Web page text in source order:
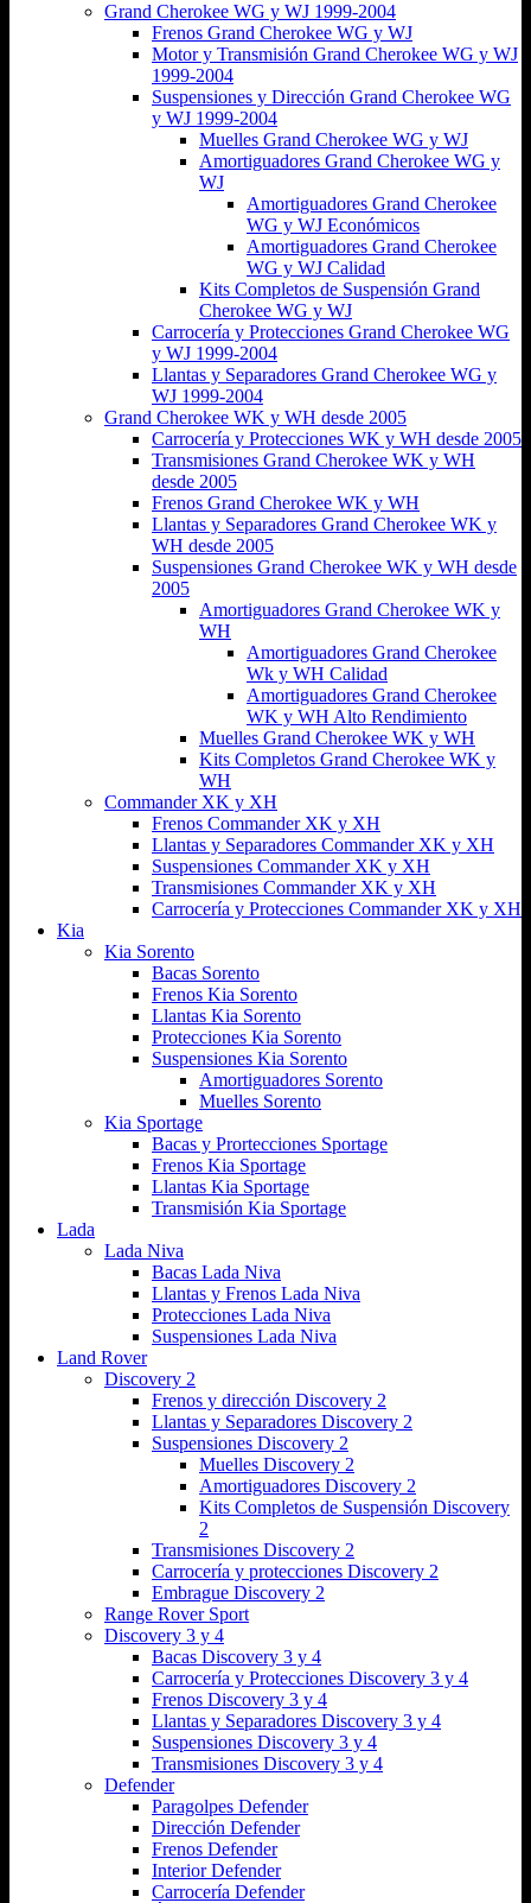
Grand Cherokee WG y WJ 1999-2004
Frenos Grand Cherokee WG y WJ
Motor y Transmisión Grand Cherokee WG y WJ
1999-2004
Suspensiones y Dirección Grand Cherokee WG
y WJ 1999-2004
Muelles Grand Cherokee WG y WJ
Amortiguadores Grand Cherokee WG y
WJ
Amortiguadores Grand Cherokee
WG y WJ Económicos
Amortiguadores Grand Cherokee
WG y WJ Calidad
Kits Completos de Suspensión Grand
Cherokee WG y WJ
Carrocería y Protecciones Grand Cherokee WG
y WJ 1999-2004
Llantas y Separadores Grand Cherokee WG y
WJ 1999-2004
Grand Cherokee WK y WH desde 2005
Carrocería y Protecciones WK y WH desde 2005
Transmisiones Grand Cherokee WK y WH
desde 2005
Frenos Grand Cherokee WK y WH
Llantas y Separadores Grand Cherokee WK y
WH desde 2005
Suspensiones Grand Cherokee WK y WH desde
2005
Amortiguadores Grand Cherokee WK y
WH
Amortiguadores Grand Cherokee
Wk y WH Calidad
Amortiguadores Grand Cherokee
WK y WH Alto Rendimiento
Muelles Grand Cherokee WK y WH
Kits Completos Grand Cherokee WK y
WH
Commander XK y XH
Frenos Commander XK y XH
Llantas y Separadores Commander XK y XH
Suspensiones Commander XK y XH
Transmisiones Commander XK y XH
Carrocería y Protecciones Commander XK y XH
Kia
Kia Sorento
Bacas Sorento
Frenos Kia Sorento
Llantas Kia Sorento
Protecciones Kia Sorento
Suspensiones Kia Sorento
Amortiguadores Sorento
Muelles Sorento
Kia Sportage
Bacas y Prortecciones Sportage
Frenos Kia Sportage
Llantas Kia Sportage
Transmisión Kia Sportage
Lada
Lada Niva
Bacas Lada Niva
Llantas y Frenos Lada Niva
Protecciones Lada Niva
Suspensiones Lada Niva
Land Rover
Discovery 2
Frenos y dirección Discovery 2
Llantas y Separadores Discovery 2
Suspensiones Discovery 2
Muelles Discovery 2
Amortiguadores Discovery 2
Kits Completos de Suspensión Discovery
2
Transmisiones Discovery 2
Carrocería y protecciones Discovery 2
Embrague Discovery 2
Range Rover Sport
Discovery 3 y 4
Bacas Discovery 3 y 4
Carrocería y Protecciones Discovery 3 y 4
Frenos Discovery 3 y 4
Llantas y Separadores Discovery 3 y 4
Suspensiones Discovery 3 y 4
Transmisiones Discovery 3 y 4
Defender
Paragolpes Defender
Dirección Defender
Frenos Defender
Interior Defender
Carrocería Defender